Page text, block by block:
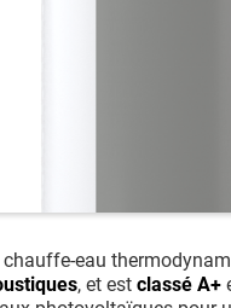
chauffe-eau
, et est classé A+